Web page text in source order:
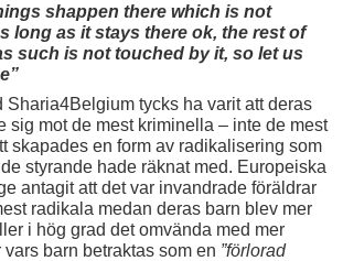
shappen there which is not
long as it stays there ok, the rest of
such is not touched by it, so let us
Sharia4Belgium tycks ha varit att deras
sig mot de mest kriminella – inte de mest
skapades en form av radikalisering som
styrande hade räknat med. Europeiska
antagit att det var invandrade föräldrar
radikala medan deras barn blev mer
i hög grad det omvända med mer
barn betraktas som en ”förlorad